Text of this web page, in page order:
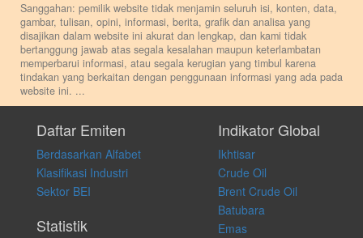
Sanggahan: pemilik website tidak menjamin seluruh isi, konten, data,
gambar, tulisan, opini, informasi, berita, grafik dan analisa yang
disajikan dalam website ini akurat dan lengkap, dan kami tidak
bertanggung jawab atas segala kesalahan maupun keterlambatan
memperbarui informasi, atau segala kerugian yang timbul karena
tindakan yang berkaitan dengan penggunaan informasi yang ada pada
website ini. ...
pribadi. Kami tidak memberi anjuran, saran, rekomendasi untuk
membeli, menjual atau melakukan aktivitas lain yang terkait dengan
transaksi perdagangan apapun, dan kami tidak bertanggung jawab
atas keputusan investasi yang dilakukan dalam kondisi dan situasi
apapun juga, yang diakibatkan secara langsung maupun tidak
langsung atas konten pada website ini.
Daftar Emiten
Berdasarkan Alfabet
Klasifikasi Industri
Sektor BEI
Statistik
Indikator Global
Ikhtisar
Crude Oil
Brent Crude Oil
Batubara
Emas